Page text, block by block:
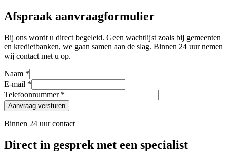
Afspraak aanvraagformulier
Bij ons wordt u direct begeleid. Geen wachtlijst zoals bij gemeenten
en kredietbanken, we gaan samen aan de slag. Binnen 24 uur nemen
wij contact met u op.
Naam *
E-mail *
Telefoonnummer *
Aanvraag versturen
Binnen 24 uur contact
Direct in gesprek met een specialist